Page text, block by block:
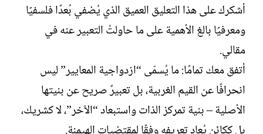
إ
ن
ء
أشكرك على هذا التعليق العميق الذي يُضفي بُعدًا فلسفيًا
ومعرفيًا بالغ الأهمية على ما حاولتُ التعبير عنه في
مقالي.
أتفق معك تمامًا: ما يُسمّى “ازدواجية المعايير” ليس
انحرافًا عن القيم الغربية، بل تعبيرٌ صريح عن بنيتها
الأصلية – بنية تمركز الذات واستبعاد “الآخر”، لا كشريك،